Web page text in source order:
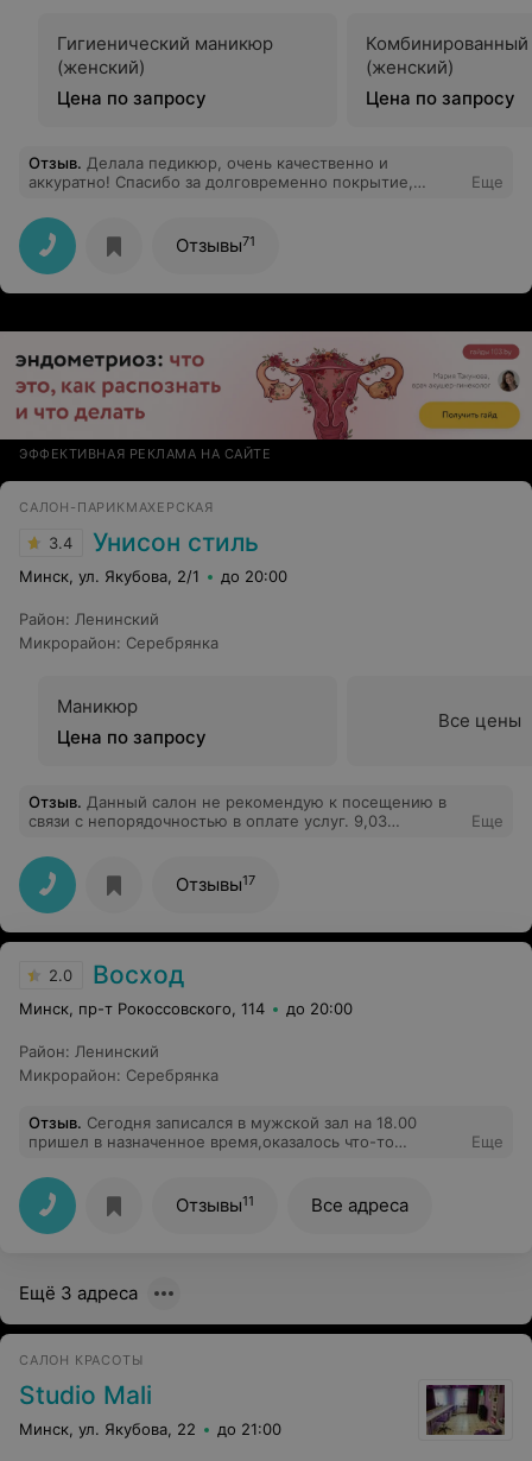
Гигиенический маникюр
(женский)
Цена по запросу
(женский)
Цена по запросу
Отзыв. Делала педикюр, очень качественно и
аккуратно! Спасибо за долговременно покрытие,
Еще
Отзывы71
ЭФФЕКТИВНАЯ РЕКЛАМА НА САЙТЕ
САЛОН-ПАРИКМАХЕРСКАЯ
3.4 Унисон стиль
Минск, ул. Якубова, 2/1 до 20:00
Район: Ленинский
Микрорайон: Серебрянка
Маникюр
Цена по запросу
Все цены
Отзыв. Данный салон не рекомендую к посещению в
связи с непорядочностью в оплате услуг. 9,03
уточнила цену. Озвученная цена равнялась 12 маникюр
гель лак и 5 руб за снятие покрытия. Когда мастер на
следующий день сделала маникюр цена выросла
более чем в 2 раза и составила 38 руб. Это было
последнее посещение этого салона. Уважаемые
клиенты приносят больше прибыли, чем одноразовые
клиенты и к тому же негативно настроенные, а я при
честной ценовой политике была бы постоянным
Еще
Отзывы17
2.0 Восход
Минск, пр-т Рокоссовского, 114 до 20:00
Район: Ленинский
Микрорайон: Серебрянка
Отзыв. Сегодня записался в мужской зал на 18.00
пришел в назначенное время,оказалось что-то
зачем тогда существует такая услуга как запись?Если
бы у меня было достаточно время я бы не стал
записываться и сидел бы в очереди!Можно сказать
испортили мне вечер и настроение, хотя обращался
Еще
Отзывы11 Все адреса
Ещё 3 адреса
САЛОН КРАСОТЫ
Studio Mali
Минск, ул. Якубова, 22 до 21:00